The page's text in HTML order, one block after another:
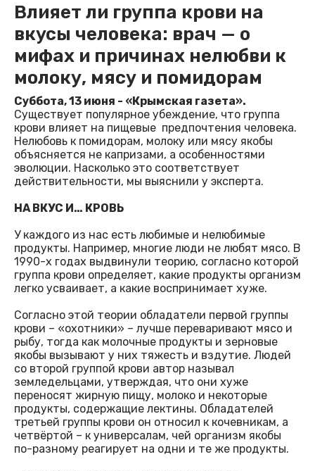
Влияет ли группа крови на
вкусы человека: врач — о
мифах и причинах нелюбви к
молоку, мясу и помидорам
Суббота, 13 июня - «Крымская газета».
Существует популярное убеждение, что группа
крови влияет на пищевые предпочтения человека.
Нелюбовь к помидорам, молоку или мясу якобы
объясняется не капризами, а особенностями
эволюции. Насколько это соответствует
действительности, мы выяснили у эксперта.
НА ВКУС И… КРОВЬ
У каждого из нас есть любимые и нелюбимые
продукты. Например, многие люди не любят мясо. В
1990-х годах выдвинули теорию, согласно которой
группа крови определяет, какие продукты организм
легко усваивает, а какие воспринимает хуже.
Согласно этой теории обладатели первой группы
крови – «охотники» – лучше переваривают мясо и
рыбу, тогда как молочные продукты и зерновые
якобы вызывают у них тяжесть и вздутие. Людей
со второй группой крови автор называл
земледельцами, утверждая, что они хуже
переносят жирную пищу, молоко и некоторые
продукты, содержащие лектины. Обладателей
третьей группы крови он относил к кочевникам, а
четвёртой – к универсалам, чей организм якобы
по-разному реагирует на одни и те же продукты.